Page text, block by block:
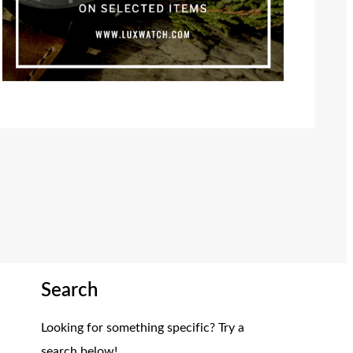
Search
Looking for something specific? Try a